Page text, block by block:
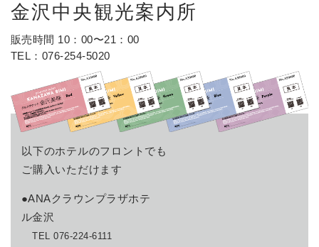
金沢中央観光案内所
販売時間 10：00〜21：00
TEL： 076-254-5020
以下のホテルのフロントでも
ご購入いただけます
●ANAクラウンプラザホテ
ル金沢
TEL 076-224-6111